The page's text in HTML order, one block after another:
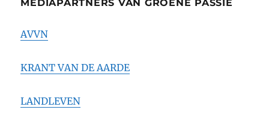
MEDIAPARTNERS VAN GROENE PASSIE
AVVN
KRANT VAN DE AARDE
LANDLEVEN